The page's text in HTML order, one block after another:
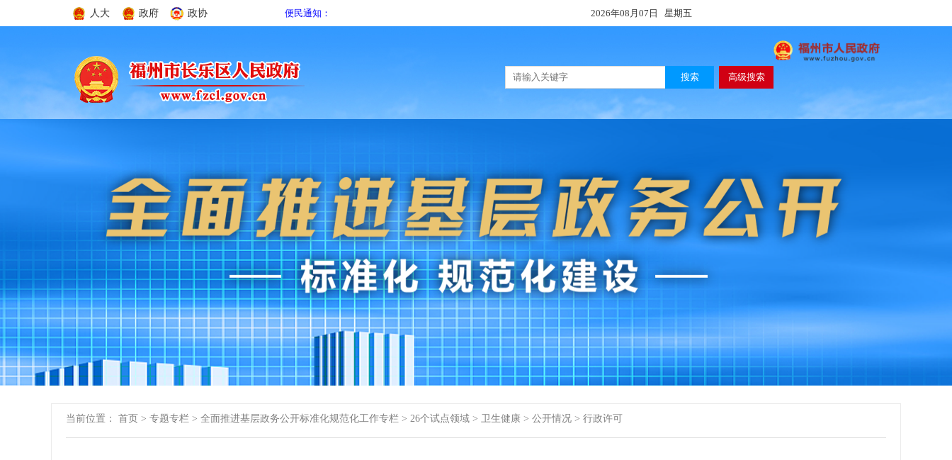
2026年08月07日 星期五
人大 政府 政协 便民通知：
当前位置： 首页 > 专题专栏 > 全面推进基层政务公开标准化规范化工作专栏 > 26个试点领域 > 卫生健康 > 公开情况 > 行政许可